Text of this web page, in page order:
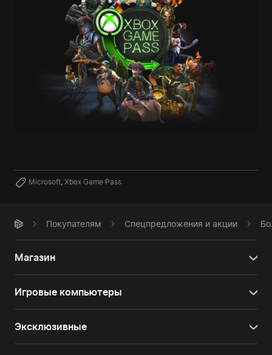
Microsoft Xbox Game Pass
Покупателям Спецпредложения и акции
Магазин
Игровые компьютеры
Эксклюзивные